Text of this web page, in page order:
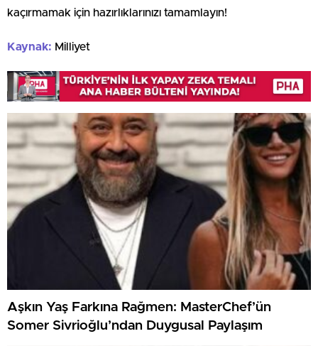
kaçırmamak için hazırlıklarınızı tamamlayın!
Kaynak: Milliyet
Aşkın Yaş Farkına Rağmen: MasterChef’ün
Somer Sivrioğlu’ndan Duygusal Paylaşım